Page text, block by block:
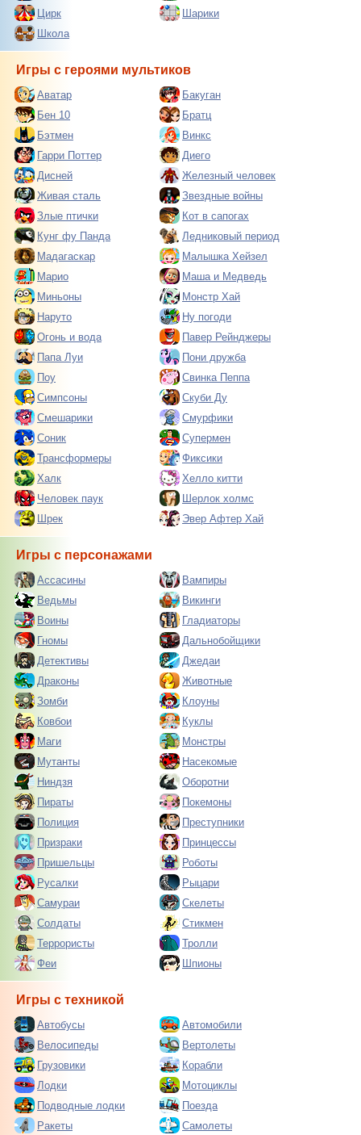
Цирк
Шарики
Школа
Игры с героями мультиков
Аватар
Бакуган
Бен 10
Братц
Бэтмен
Винкс
Гарри Поттер
Диего
Дисней
Железный человек
Живая сталь
Звездные войны
Злые птички
Кот в сапогах
Кунг фу Панда
Ледниковый период
Мадагаскар
Малышка Хейзел
Марио
Маша и Медведь
Миньоны
Монстр Хай
Наруто
Ну погоди
Огонь и вода
Павер Рейнджеры
Папа Луи
Пони дружба
Поу
Свинка Пеппа
Симпсоны
Скуби Ду
Смешарики
Смурфики
Соник
Супермен
Трансформеры
Фиксики
Халк
Хелло китти
Человек паук
Шерлок холмс
Шрек
Эвер Афтер Хай
Игры с персонажами
Ассасины
Вампиры
Ведьмы
Викинги
Воины
Гладиаторы
Гномы
Дальнобойщики
Детективы
Джедаи
Драконы
Животные
Зомби
Клоуны
Ковбои
Куклы
Маги
Монстры
Мутанты
Насекомые
Ниндзя
Оборотни
Пираты
Покемоны
Полиция
Преступники
Призраки
Принцессы
Пришельцы
Роботы
Русалки
Рыцари
Самураи
Скелеты
Солдаты
Стикмен
Террористы
Тролли
Феи
Шпионы
Игры с техникой
Автобусы
Автомобили
Велосипеды
Вертолеты
Грузовики
Корабли
Лодки
Мотоциклы
Подводные лодки
Поезда
Ракеты
Самолеты